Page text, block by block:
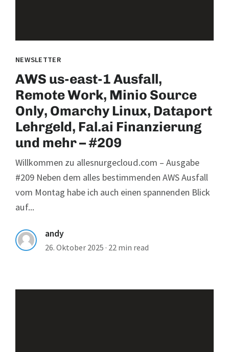
NEWSLETTER
AWS us-east-1 Ausfall,
Remote Work, Minio Source
Only, Omarchy Linux, Dataport
Lehrgeld, Fal.ai Finanzierung
und mehr – #209
Willkommen zu allesnurgecloud.com – Ausgabe
#209 Neben dem alles bestimmenden AWS Ausfall
vom Montag habe ich auch einen spannenden Blick
auf...
andy
26. Oktober 2025 · 22 min read